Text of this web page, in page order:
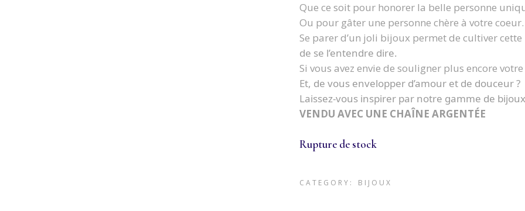
Que ce soit pour honorer la belle personne
Ou pour gâter une personne chère à votre coeur.
Se parer d’un joli bijoux permet de cultiver
de se l’entendre dire.
Si vous avez envie de souligner plus encore
Et, de vous envelopper d’amour et de douceur ?
Laissez-vous inspirer par notre gamme de
VENDU AVEC UNE CHAÎNE ARGENTÉE
Rupture de stock
CATEGORY: BIJOUX